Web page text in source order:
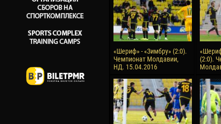
«Шериф» - «Зимбру» (2:0).
Чемпионат Молдавии,
НД. 15.04.2016
(2:0).